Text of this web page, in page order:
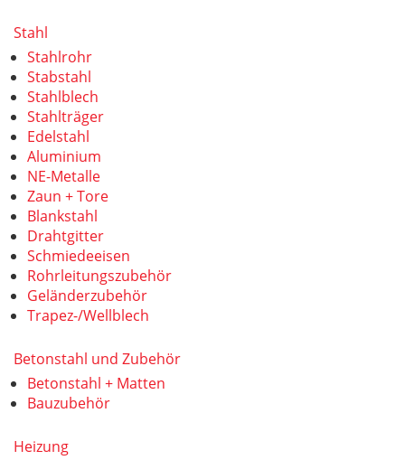
Stahl
Stahlrohr
Stabstahl
Stahlblech
Stahlträger
Edelstahl
Aluminium
NE-Metalle
Zaun + Tore
Blankstahl
Drahtgitter
Schmiedeeisen
Rohrleitungszubehör
Geländerzubehör
Trapez-/Wellblech
Betonstahl und Zubehör
Betonstahl + Matten
Bauzubehör
Heizung